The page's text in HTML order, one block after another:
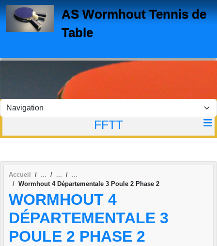
AS Wormhout Tennis de
Table
FFTT
Accueil
Wormhout 4 Départementale 3 Poule 2 Phase 2
WORMHOUT 4
DÉPARTEMENTALE 3
POULE 2 PHASE 2
Panneau de gestion des cookies